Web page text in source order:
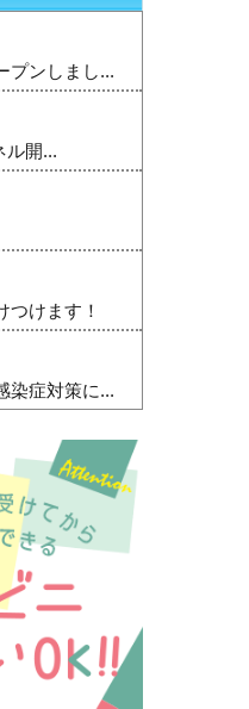
プンしまし...
ル開...
つけます！
染症対策に...